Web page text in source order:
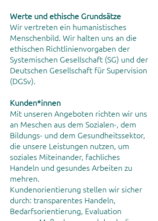
Werte und ethische Grundsätze
Wir vertreten ein humanistisches
Menschenbild. Wir halten uns an die
ethischen Richtlinienvorgaben der
Systemischen Gesellschaft (SG) und der
Deutschen Gesellschaft für Supervision
(DGSv).
Kunden*innen
Mit unseren Angeboten richten wir uns
an Meschen aus dem Sozialen-, dem
Bildungs- und dem Gesundheitssektor,
die unsere Leistungen nutzen, um
soziales Miteinander, fachliches
Handeln und gesundes Arbeiten zu
mehren.
Kundenorientierung stellen wir sicher
durch: transparentes Handeln,
Bedarfsorientierung, Evaluation